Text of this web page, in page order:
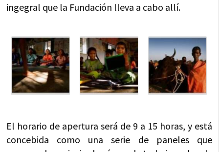
ingegral que la Fundación lleva a cabo allí.
El horario de apertura será de 9 a 15 horas, y está
concebida como una serie de paneles que